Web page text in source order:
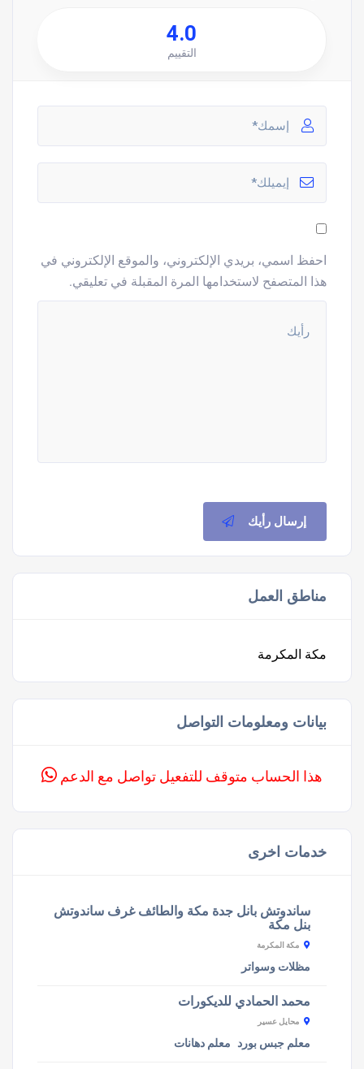
4.0
التقييم
احفظ اسمي، بريدي الإلكتروني، والموقع الإلكتروني في
هذا المتصفح لاستخدامها المرة المقبلة في تعليقي.
إرسال رأيك
مناطق العمل
مكة المكرمة
بيانات ومعلومات التواصل
هذا الحساب متوقف للتفعيل تواصل مع الدعم
خدمات اخرى
ساندوتش بانل جدة مكة والطائف غرف ساندوتش
بنل مكة
مكة المكرمة
مظلات وسواتر
محمد الحمادي للديكورات
محايل عسير
معلم جبس بورد معلم دهانات